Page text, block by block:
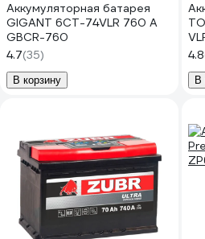
Аккумуляторная батарея
GIGANT 6СТ-74VLR 760 A
GBCR-760
4.7(35)
В корзину
0
4.8
В